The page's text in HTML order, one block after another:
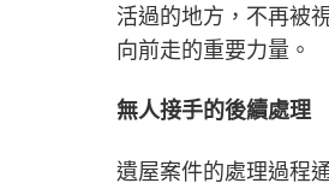
活過的地方，不再被
向前走的重要力量。
無人接手的後續處理
遺屋案件的處理過程